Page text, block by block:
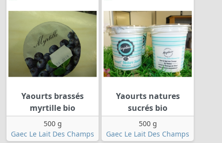
Yaourts brassés
myrtille bio
500 g
Gaec Le Lait Des Champs
Yaourts natures
sucrés bio
500 g
Gaec Le Lait Des Champs